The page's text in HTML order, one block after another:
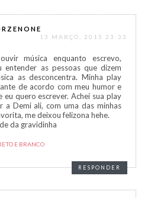
13 MARÇO, 2015 23:33
música enquanto escrevo,
entender as pessoas que dizem
as desconcentra. Minha play
de acordo com meu humor e
eu quero escrever. Achei sua play
a Demi ali, com uma das minhas
me deixou felizona hehe.
da gravidinha
E BRANCO
RESPONDER